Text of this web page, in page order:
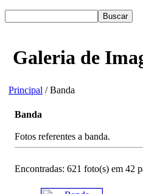
Galeria de
Principal / Banda
Banda
Fotos referentes a banda.
Encontradas: 621 foto(s) em 42